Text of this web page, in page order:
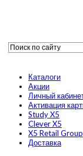
Каталоги
Акции
Личный
Активация
Study X5
Clever X5
X5 Retail Group
Доставка